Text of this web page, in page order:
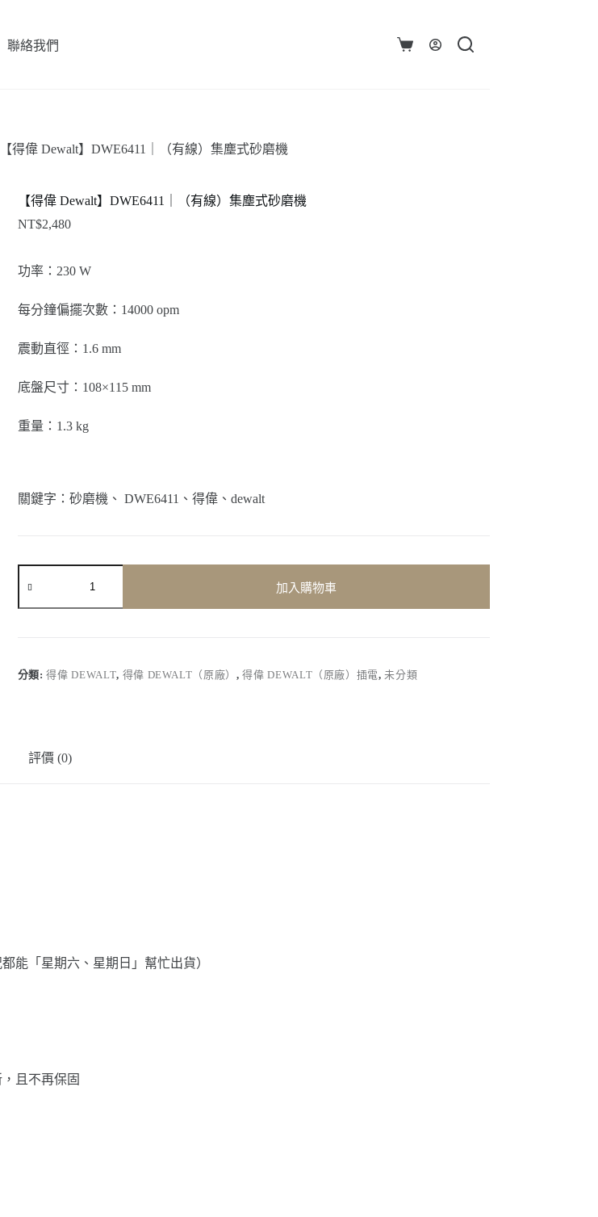
聯絡我們
購
【得偉 Dewalt】DWE6411｜（有線）集塵式砂磨機
【得偉 Dewalt】DWE6411｜（有線）集塵式砂磨機
NT$2,480
功率：230 W
每分鐘偏擺次數：14000 opm
震動直徑：1.6 mm
底盤尺寸：108×115 mm
重量：1.3 kg
關鍵字：砂磨機、 DWE6411、得偉、dewalt
偉
Dewalt】
線）
磨
加入購物車
分類:得偉 DEWALT, 得偉 DEWALT（原廠）,得偉 DEWALT（原廠）插電,未分類
評價 (0)
能「星期六、星期日」幫忙出貨）
且不再保固